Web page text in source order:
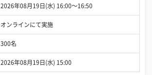
2026年08月19日(水) 16:00〜16:50
オンラインにて実施
300名
2026年08月19日(水) 15:00